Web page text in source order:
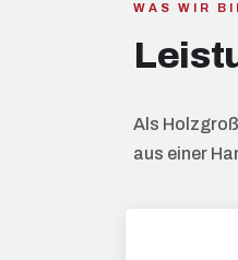
WAS WIR
Als
aus einer